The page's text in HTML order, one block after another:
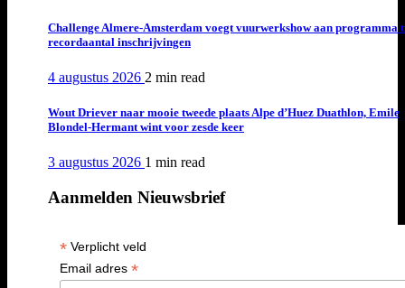
Challenge Almere-Amsterdam voegt vuurwerkshow aan programma
recordaantal inschrijvingen
4 augustus 2026 2 min read
Wout Driever naar mooie tweede plaats Alpe d’Huez Duathlon, Emile
Blondel-Hermant wint voor zesde keer
3 augustus 2026 1 min read
Aanmelden Nieuwsbrief
*Verplicht veld
Email adres *